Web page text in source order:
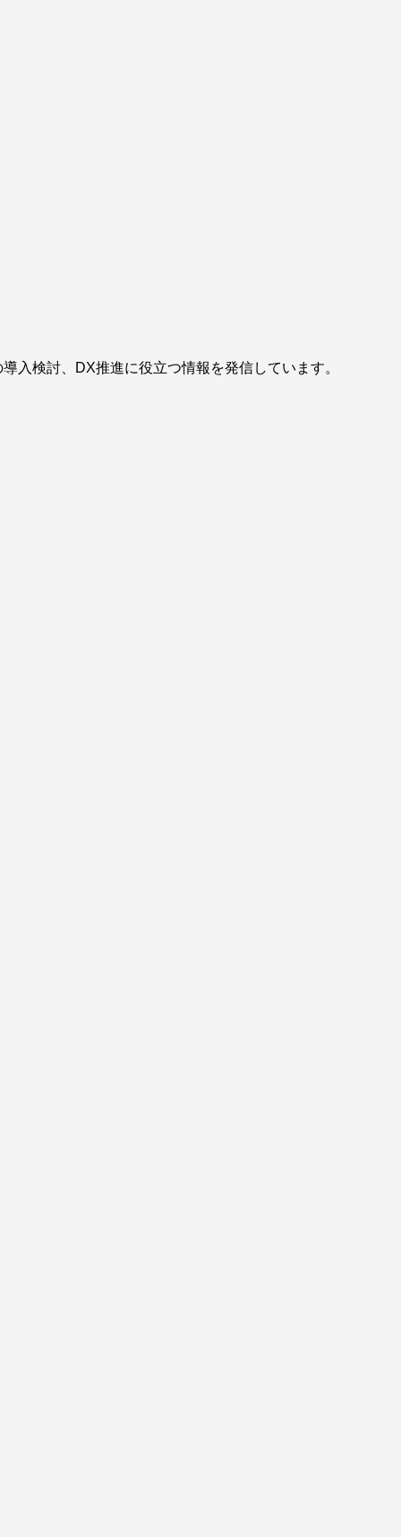
入検討、DX推進に役立つ情報を発信しています。